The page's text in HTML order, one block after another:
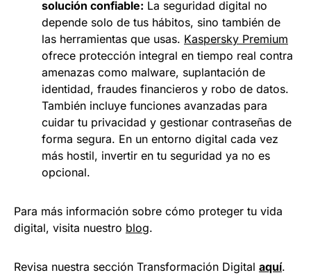
solución confiable: La seguridad digital no
depende solo de tus hábitos, sino también de
las herramientas que usas. Kaspersky Premium
ofrece protección integral en tiempo real contra
amenazas como malware, suplantación de
identidad, fraudes financieros y robo de datos.
También incluye funciones avanzadas para
cuidar tu privacidad y gestionar contraseñas de
forma segura. En un entorno digital cada vez
más hostil, invertir en tu seguridad ya no es
opcional.
Para más información sobre cómo proteger tu vida
digital, visita nuestro blog.
Revisa nuestra sección Transformación Digital aquí.